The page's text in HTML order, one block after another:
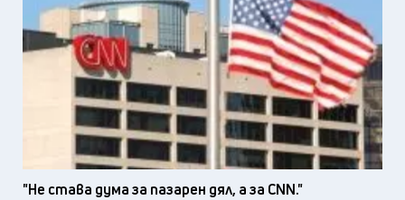
"Не става дума за пазарен дял, а за CNN."